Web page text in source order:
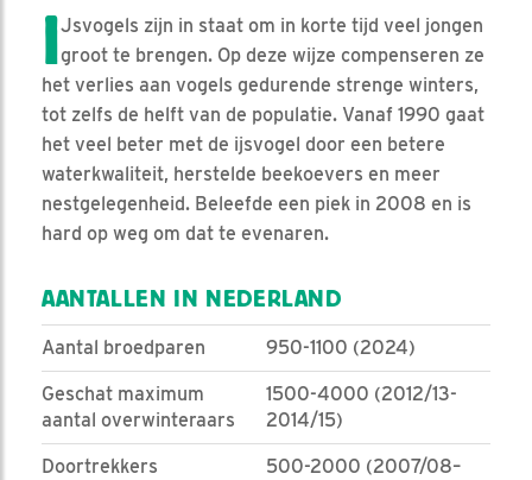
IJsvogels zijn in staat om in korte tijd veel jongen
groot te brengen. Op deze wijze compenseren ze
het verlies aan vogels gedurende strenge winters,
tot zelfs de helft van de populatie. Vanaf 1990 gaat
het veel beter met de ijsvogel door een betere
waterkwaliteit, herstelde beekoevers en meer
nestgelegenheid. Beleefde een piek in 2008 en is
hard op weg om dat te evenaren.
AANTALLEN IN NEDERLAND
Aantal broedparen 950-1100 (2024)
Geschat maximum
aantal overwinteraars
1500-4000 (2012/13-
2014/15)
Doortrekkers
500-2000 (2007/08–